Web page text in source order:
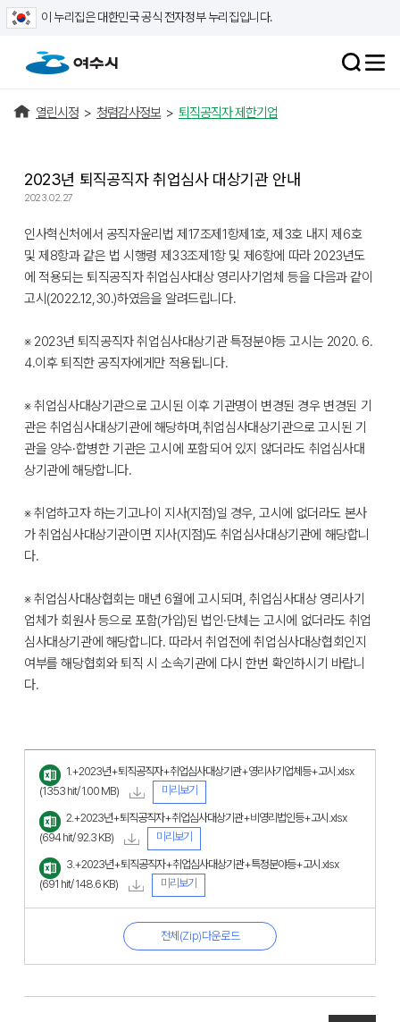
이 누리집은 대한민국 공식 전자정부 누리집입니다.
열린시정 > 청렴감사정보 > 퇴직공직자 제한기업
2023년 퇴직공직자 취업심사 대상기관 안내
2023.02.27
인사혁신처에서 공직자윤리법 제17조제1항제1호, 제3호 내지 제6호
및 제8항과 같은 법 시행령 제33조제1항 및 제6항에 따라 2023년도
에 적용되는 퇴직공직자 취업심사대상 영리사기업체 등을 다음과 같이
고시(2022.12,30.)하였음을 알려드립니다.
※ 2023년 퇴직공직자 취업심사대상기관 특정분야등 고시는 2020. 6.
4.이후 퇴직한 공직자에게만 적용됩니다.
※ 취업심사대상기관으로 고시된 이후 기관명이 변경된 경우 변경된 기
관은 취업심사대상기관에 해당하며,취업심사대상기관으로 고시된 기
관을 양수·합병한 기관은 고시에 포함되어 있지 않더라도 취업심사대
상기관에 해당합니다.
※ 취업하고자 하는기고나이 지사(지점)일 경우, 고시에 없더라도 본사
가 취업심사대상기관이면 지사(지점)도 취업심사대상기관에 해당합니
다.
※ 취업심사대상협회는 매년 6월에 고시되며, 취업심사대상 영리사기
업체가 회원사 등으로 포함(가입)된 법인·단체는 고시에 없더라도 취업
심사대상기관에 해당합니다. 따라서 취업전에 취업심사대상협회인지
여부를 해당협회와 퇴직 시 소속기관에 다시 한번 확인하시기 바랍니
다.
1.+2023년+퇴직공직자+취업심사대상기관+영리사기업체등+고시.xlsx
(1353 hit/ 1.00 MB)
미리보기
2.+2023년+퇴직공직자+취업심사대상기관+비영리법인등+고시.xlsx
(694 hit/ 92.3 KB)
미리보기
3.+2023년+퇴직공직자+취업심사대상기관+특정분야등+고시.xlsx
(691 hit/ 148.6 KB)
미리보기
전체(Zip)다운로드